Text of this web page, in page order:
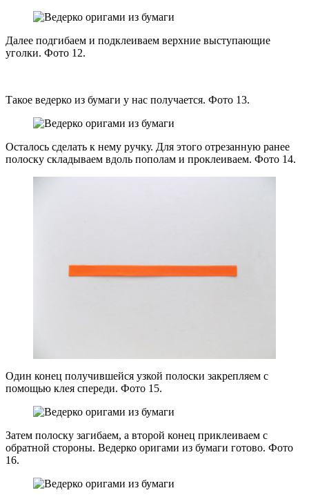
Далее подгибаем и подклеиваем верхние выступающие
уголки. Фото 12.
Такое ведерко из бумаги у нас получается. Фото 13.
Осталось сделать к нему ручку. Для этого отрезанную ранее
полоску складываем вдоль пополам и проклеиваем. Фото 14.
Один конец получившейся узкой полоски закрепляем с
помощью клея спереди. Фото 15.
Затем полоску загибаем, а второй конец приклеиваем с
обратной стороны. Ведерко оригами из бумаги готово. Фото
16.